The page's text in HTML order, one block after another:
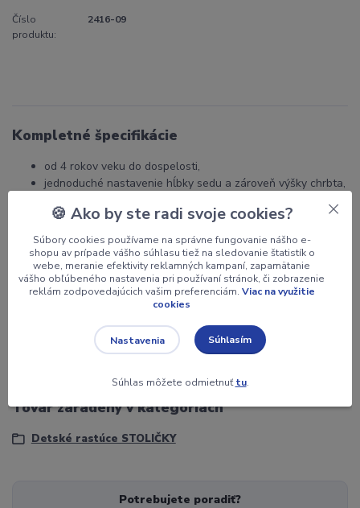
Číslo
produktu:
2416-09
Kompletné špecifikácie
od 4 rokov veku do dospelosti,
jednoduché nastavenie hĺbky sedu a zároveň výšky chrbta,
automatickou bezpečnostnou brzdou,
ľahká, pevná konštrukcia,
priedušná sieťovina,
namiesto koliesok možnoklzáky,
90% recyklovateľný materiál,
možno dokúpiťvyšší piest , alebovyšší piest s kruhom
pod nohy
Tovar zaradený v kategóriách
Detské rastúce STOLIČKY
Potrebujete poradiť?
🍪 Ako by ste radi svoje cookies?
Súbory cookies používame na správne fungovanie nášho e-
shopu av prípade vášho súhlasu tiež na sledovanie štatistík o
webe, meranie efektivity reklamných kampaní, zapamätanie
vášho obľúbeného nastavenia pri používaní stránok, či zobrazenie
reklám zodpovedajúcich vašim preferenciám. Viac na využitie
cookies
Nastavenia Súhlasím
Súhlas môžete odmietnuťtu.